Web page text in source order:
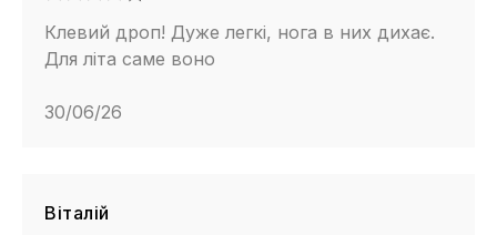
Клевий дроп! Дуже легкі, нога в них дихає.
Для літа саме воно
30/06/26
Віталій